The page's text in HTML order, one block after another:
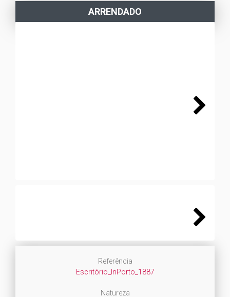
ARRENDADO
Referência
Escritório_InPorto_1887
Natureza